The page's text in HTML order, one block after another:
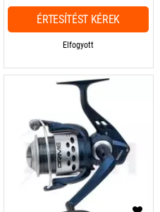
Elfogyott
ÉRTESÍTÉST KÉREK